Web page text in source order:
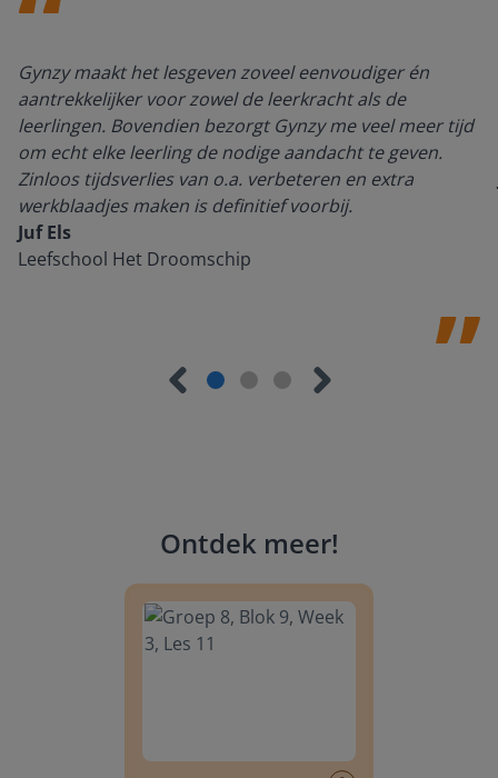
Gynzy maakt het lesgeven zoveel eenvoudiger én
aantrekkelijker voor zowel de leerkracht als de
leerlingen. Bovendien bezorgt Gynzy me veel meer tijd
om echt elke leerling de nodige aandacht te geven.
Zinloos tijdsverlies van o.a. verbeteren en extra
werkblaadjes maken is definitief voorbij.
Juf Els
Leefschool Het Droomschip
Ontdek meer!